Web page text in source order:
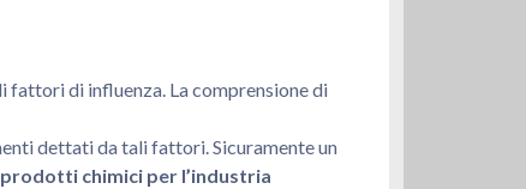
fattori di influenza. La comprensione di
dettati da tali fattori. Sicuramente un
chimici per l’industria